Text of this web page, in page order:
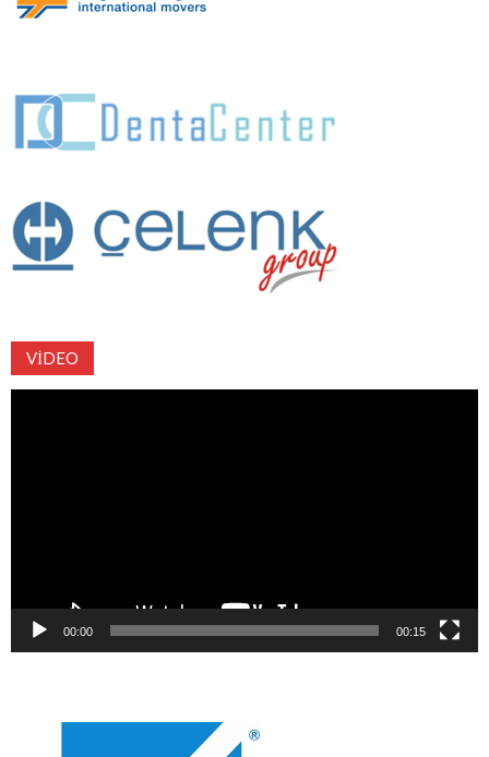
VIDEO
00:00 00:15